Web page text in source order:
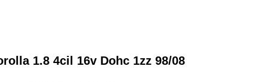
1.8 4cil 16v Dohc 1zz 98/08